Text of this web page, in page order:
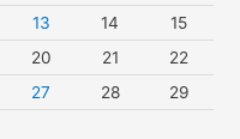
13 14
15
20 21
22
27 28
29